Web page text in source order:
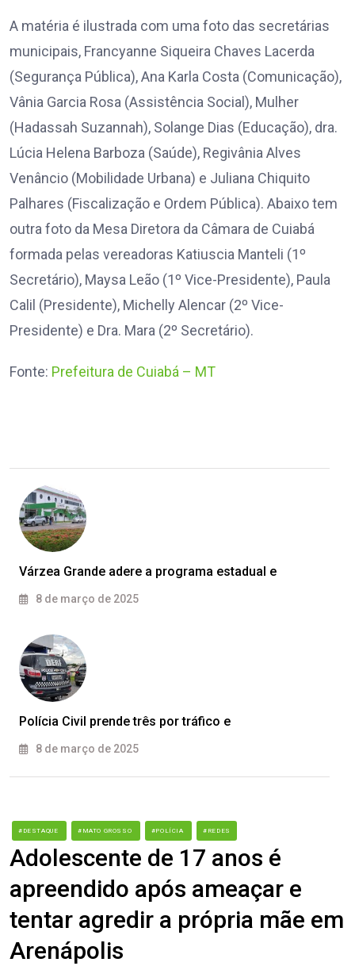
A matéria é ilustrada com uma foto das secretárias
municipais, Francyanne Siqueira Chaves Lacerda
(Segurança Pública), Ana Karla Costa (Comunicação),
Vânia Garcia Rosa (Assistência Social), Mulher
(Hadassah Suzannah), Solange Dias (Educação), dra.
Lúcia Helena Barboza (Saúde), Regivânia Alves
Venâncio (Mobilidade Urbana) e Juliana Chiquito
Palhares (Fiscalização e Ordem Pública). Abaixo tem
outra foto da Mesa Diretora da Câmara de Cuiabá
formada pelas vereadoras Katiuscia Manteli (1º
Secretário), Maysa Leão (1º Vice-Presidente), Paula
Calil (Presidente), Michelly Alencar (2º Vice-
Presidente) e Dra. Mara (2º Secretário).
Fonte: Prefeitura de Cuiabá – MT
Várzea Grande adere a programa estadual e
8 de março de 2025
Polícia Civil prende três por tráfico e
8 de março de 2025
#DESTAQUE #MATO GROSSO #POLÍCIA #REDES
Adolescente de 17 anos é
apreendido após ameaçar e
tentar agredir a própria mãe em
Arenápolis